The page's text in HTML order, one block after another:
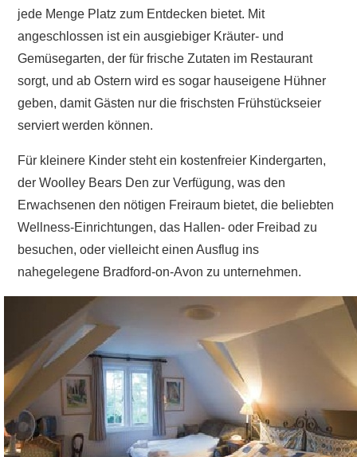
jede Menge Platz zum Entdecken bietet. Mit
angeschlossen ist ein ausgiebiger Kräuter- und
Gemüsegarten, der für frische Zutaten im Restaurant
sorgt, und ab Ostern wird es sogar hauseigene Hühner
geben, damit Gästen nur die frischsten Frühstückseier
serviert werden können.
Für kleinere Kinder steht ein kostenfreier Kindergarten,
der Woolley Bears Den zur Verfügung, was den
Erwachsenen den nötigen Freiraum bietet, die beliebten
Wellness-Einrichtungen, das Hallen- oder Freibad zu
besuchen, oder vielleicht einen Ausflug ins
nahegelegene Bradford-on-Avon zu unternehmen.